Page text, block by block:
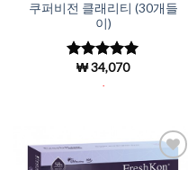
쿠퍼비전 클래리티 (30개들
이)
5 중에서
로 평
₩34,070